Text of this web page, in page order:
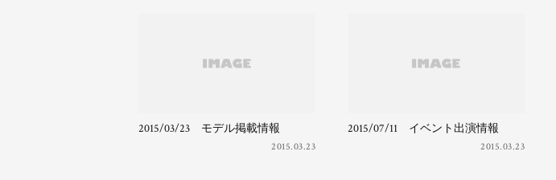
2015/03/23 モデル掲載情報
2015.03.23
2015/07/11 イベント出演情報
2015.03.23